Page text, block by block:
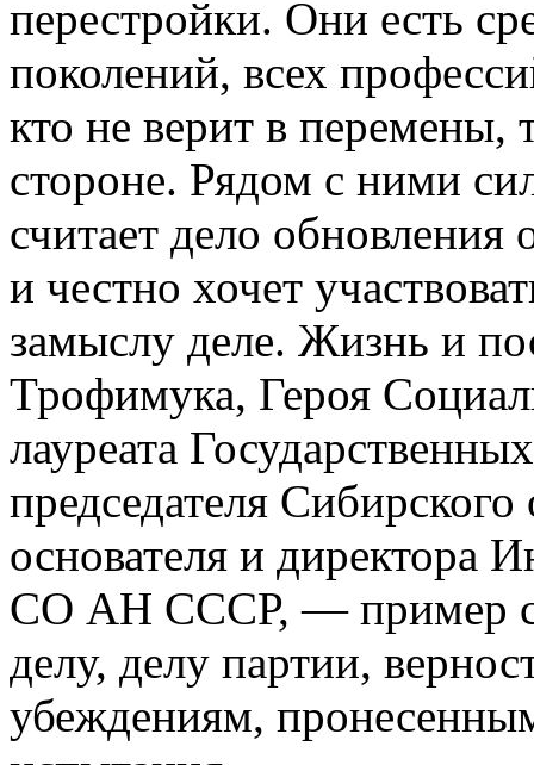
перестройки. Они есть
поколений, всех
кто не верит в перемены,
стороне. Рядом с ними
считает дело
и честно хочет
замыслу деле. Жизнь и
Трофимука, Героя
лауреата
председателя
основателя и директора
СО АН СССР, — пример
делу, делу партии,
убеждениям,